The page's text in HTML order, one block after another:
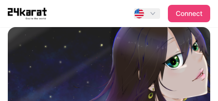
真白野とうふ 復刻！真白野とうふホテルデート写真
Connect